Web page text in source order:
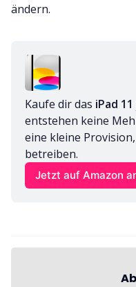
ändern.
Kaufe dir das iPad 11
entstehen keine
eine kleine
betreiben.
Jetzt auf Amazon